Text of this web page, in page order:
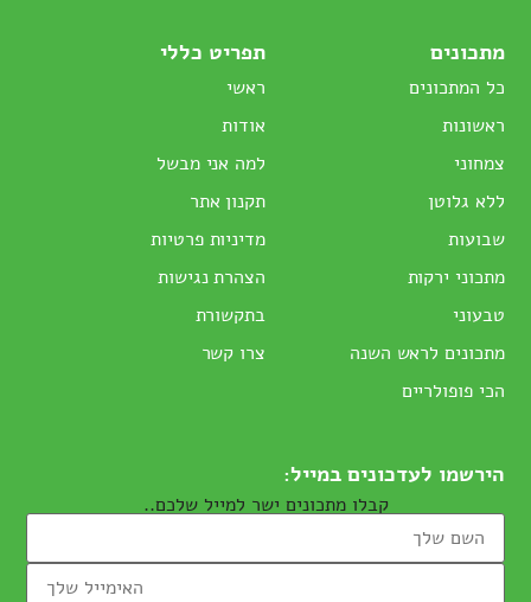
מתכונים
כל המתכונים
ראשונות
צמחוני
ללא גלוטן
שבועות
מתכוני ירקות
טבעוני
מתכונים לראש השנה
הכי פופולריים
תפריט כללי
ראשי
אודות
למה אני מבשל
תקנון אתר
מדיניות פרטיות
הצהרת נגישות
בתקשורת
צרו קשר
הירשמו לעדכונים במייל:
קבלו מתכונים ישר למייל שלכם..